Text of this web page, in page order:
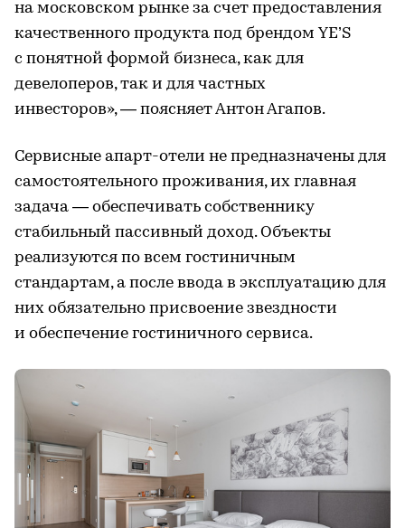
на московском рынке за счет предоставления
качественного продукта под брендом YE’S
с понятной формой бизнеса, как для
девелоперов, так и для частных
инвесторов», — поясняет Антон Агапов.
Сервисные апарт-отели не предназначены для
самостоятельного проживания, их главная
задача — обеспечивать собственнику
стабильный пассивный доход. Объекты
реализуются по всем гостиничным
стандартам, а после ввода в эксплуатацию для
них обязательно присвоение звездности
и обеспечение гостиничного сервиса.